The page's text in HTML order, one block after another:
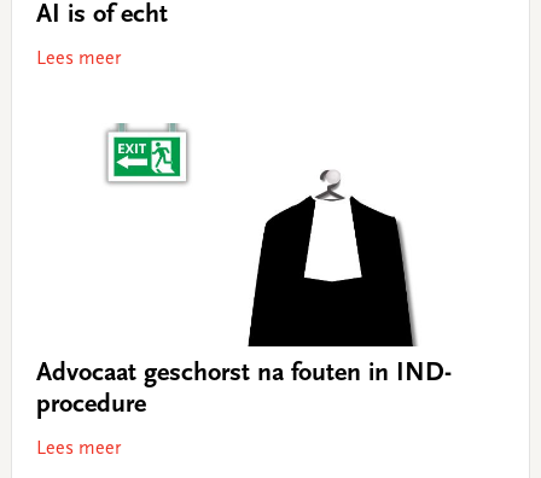
AI is of echt
Lees meer
Advocaat geschorst na fouten in IND-
procedure
Lees meer